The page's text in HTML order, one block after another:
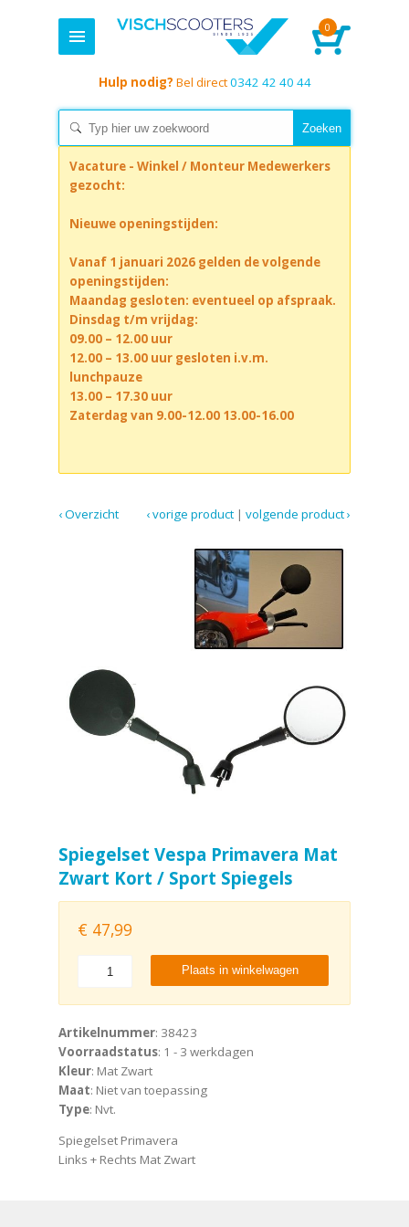
0
Hulp nodig? Bel direct0342 42 40 44
Vacature - Winkel / Monteur Medewerkers
gezocht:
Nieuwe openingstijden:
Vanaf 1 januari 2026 gelden de volgende
openingstijden:
Maandag gesloten: eventueel op afspraak.
Dinsdag t/m vrijdag:
09.00 – 12.00 uur
12.00 – 13.00 uur gesloten i.v.m.
lunchpauze
13.00 – 17.30 uur
Zaterdag van 9.00-12.00 13.00-16.00
‹ Overzicht volgende product ›
|
‹ vorige product
Spiegelset Vespa Primavera Mat
Zwart Kort / Sport Spiegels
€ 47,99
Plaats in winkelwagen
Artikelnummer: 38423
Voorraadstatus: 1 - 3 werkdagen
Kleur: Mat Zwart
Maat: Niet van toepassing
Type: Nvt.
Spiegelset Primavera
Links + Rechts Mat Zwart